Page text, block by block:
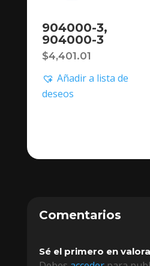
904000-3,
904000-3
$4,401.01
Añadir a lista de
deseos
Comentarios
Sé el primero en